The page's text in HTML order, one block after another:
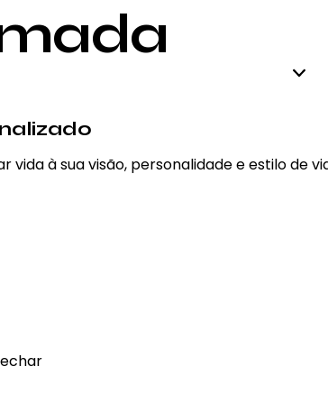
vida à sua visão, personalidade e estilo de